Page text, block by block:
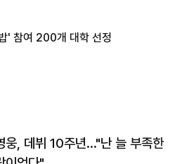
' 참여 200개 대학 선정
웅, 데뷔 10주년…"난 늘 부족한